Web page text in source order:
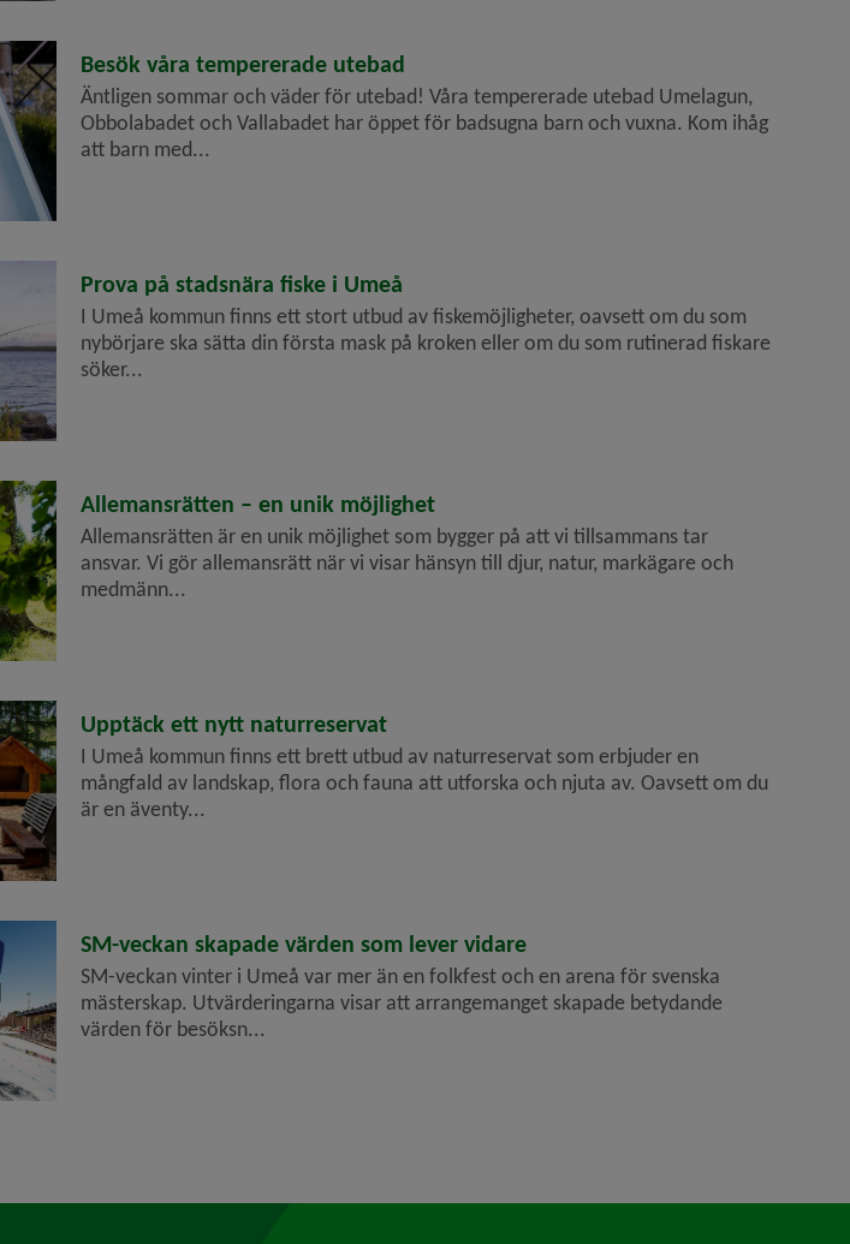
2026-07-01
Besök våra tempererade utebad
Äntligen sommar och väder för utebad! Våra tempererade utebad Umelagun,
Obbolabadet och Vallabadet har öppet för badsugna barn och vuxna. Kom ihåg
att barn med...
2026-06-25
Prova på stadsnära fiske i Umeå
I Umeå kommun finns ett stort utbud av fiskemöjligheter, oavsett om du som
nybörjare ska sätta din första mask på kroken eller om du som rutinerad fiskare
söker...
2026-06-25
Allemansrätten – en unik möjlighet
Allemansrätten är en unik möjlighet som bygger på att vi tillsammans tar
ansvar. Vi gör allemansrätt när vi visar hänsyn till djur, natur, markägare och
medmänn...
2026-06-25
Upptäck ett nytt naturreservat
I Umeå kommun finns ett brett utbud av naturreservat som erbjuder en
mångfald av landskap, flora och fauna att utforska och njuta av. Oavsett om du
är en äventy...
2026-06-25
SM-veckan skapade värden som lever vidare
SM-veckan vinter i Umeå var mer än en folkfest och en arena för svenska
mästerskap. Utvärderingarna visar att arrangemanget skapade betydande
värden för besöksn...